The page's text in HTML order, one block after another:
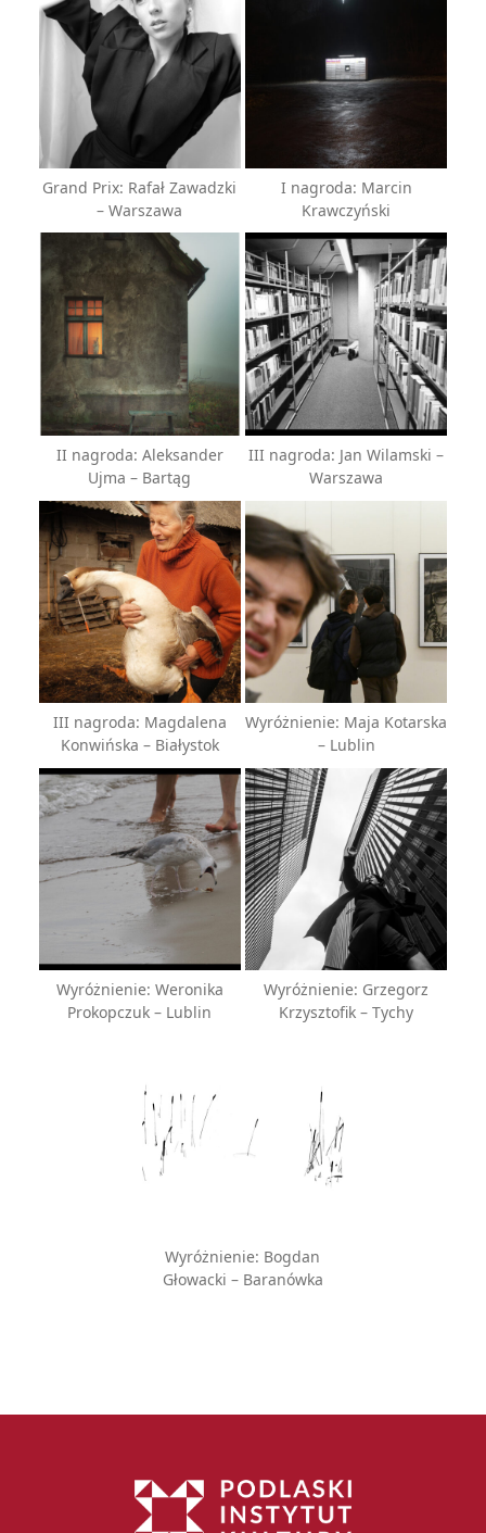
Grand Prix: Rafał Zawadzki
– Warszawa
I nagroda: Marcin
Krawczyński
II nagroda: Aleksander
Ujma – Bartąg
III nagroda: Jan Wilamski –
Warszawa
III nagroda: Magdalena
Konwińska – Białystok
Wyróżnienie: Maja Kotarska
– Lublin
Wyróżnienie: Weronika
Prokopczuk – Lublin
Wyróżnienie: Grzegorz
Krzysztofik – Tychy
Wyróżnienie: Bogdan
Głowacki – Baranówka